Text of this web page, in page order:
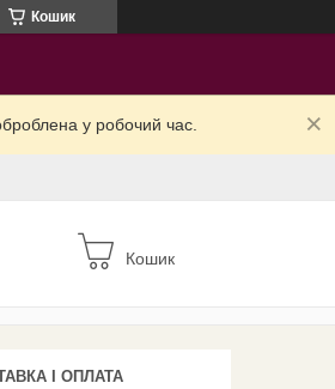
Кошик
у робочий час.
Кошик
І ОПЛАТА